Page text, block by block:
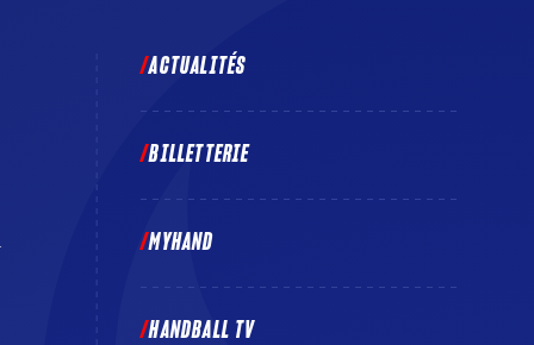
ACTUALITÉS
BILLETTERIE
MYHAND
HANDBALL TV